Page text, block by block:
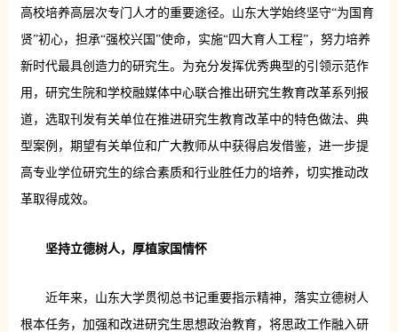
高校培养高层次专门人才的重要途径。山东大学始终坚守“为国育
贤”初心，担承“强校兴国”使命，实施“四大育人工程”，努力培养
新时代最具创造力的研究生。为充分发挥优秀典型的引领示范作
用，研究生院和学校融媒体中心联合推出研究生教育改革系列报
道，选取刊发有关单位在推进研究生教育改革中的特色做法、典
型案例，期望有关单位和广大教师从中获得启发借鉴，进一步提
高专业学位研究生的综合素质和行业胜任力的培养，切实推动改
革取得成效。
坚持立德树人，厚植家国情怀
近年来，山东大学贯彻总书记重要指示精神，落实立德树人
根本任务，加强和改进研究生思想政治教育，将思政工作融入研